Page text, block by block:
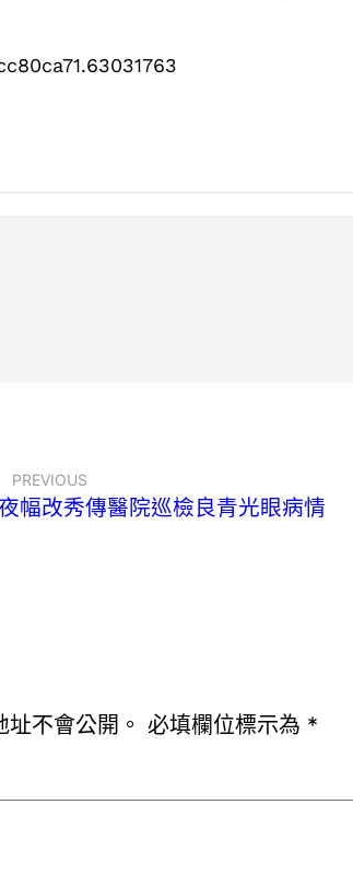
PREVIOUS
幅改秀傳醫院巡檢良青光眼病情
不會公開。 必填欄位標示為 *